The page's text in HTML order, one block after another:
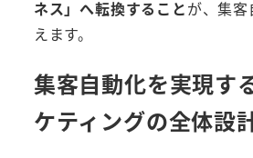
ネス」へ転換することが、集
えます。
集客自動化を実現す
ケティングの全体設